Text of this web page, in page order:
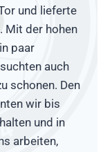
und lieferte
Mit der hohen
paar
auch
schonen. Den
wir bis
und in
arbeiten,